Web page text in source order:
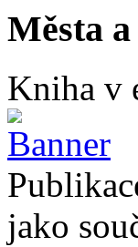
Města a
Kniha v
jako